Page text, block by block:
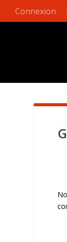
Connexion